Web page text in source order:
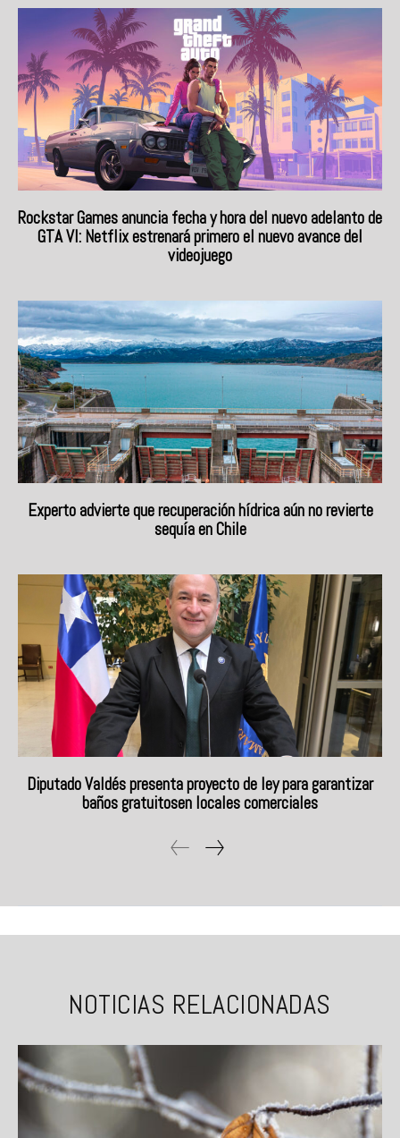
Rockstar Games anuncia fecha y hora del nuevo adelanto de
GTA VI: Netflix estrenará primero el nuevo avance del
videojuego
Experto advierte que recuperación hídrica aún no revierte
sequía en Chile
Diputado Valdés presenta proyecto de ley para garantizar
baños gratuitosen locales comerciales
NOTICIAS RELACIONADAS